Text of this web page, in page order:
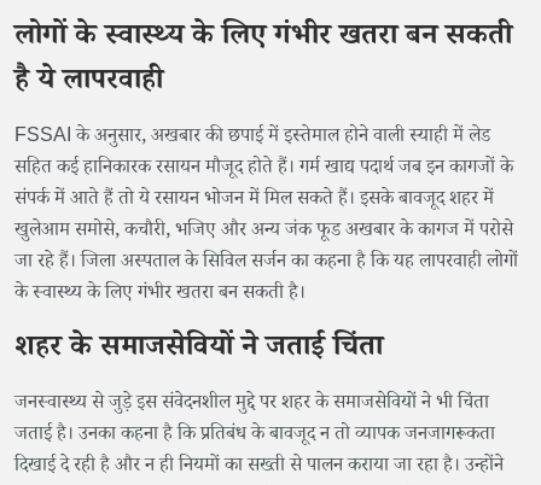
लोगों के स्वास्थ्य के लिए गंभीर खतरा बन सकती
है ये लापरवाही
FSSAI के अनुसार, अखबार की छपाई में इस्तेमाल होने वाली स्याही में लेड
सहित कई हानिकारक रसायन मौजूद होते हैं। गर्म खाद्य पदार्थ जब इन कागजों के
संपर्क में आते हैं तो ये रसायन भोजन में मिल सकते हैं। इसके बावजूद शहर में
खुलेआम समोसे, कचौरी, भजिए और अन्य जंक फूड अखबार के कागज में परोसे
जा रहे हैं। जिला अस्पताल के सिविल सर्जन का कहना है कि यह लापरवाही लोगों
के स्वास्थ्य के लिए गंभीर खतरा बन सकती है।
शहर के समाजसेवियों ने जताई चिंता
जनस्वास्थ्य से जुड़े इस संवेदनशील मुद्दे पर शहर के समाजसेवियों ने भी चिंता
जताई है। उनका कहना है कि प्रतिबंध के बावजूद न तो व्यापक जनजागरूकता
दिखाई दे रही है और न ही नियमों का सख्ती से पालन कराया जा रहा है। उन्होंने